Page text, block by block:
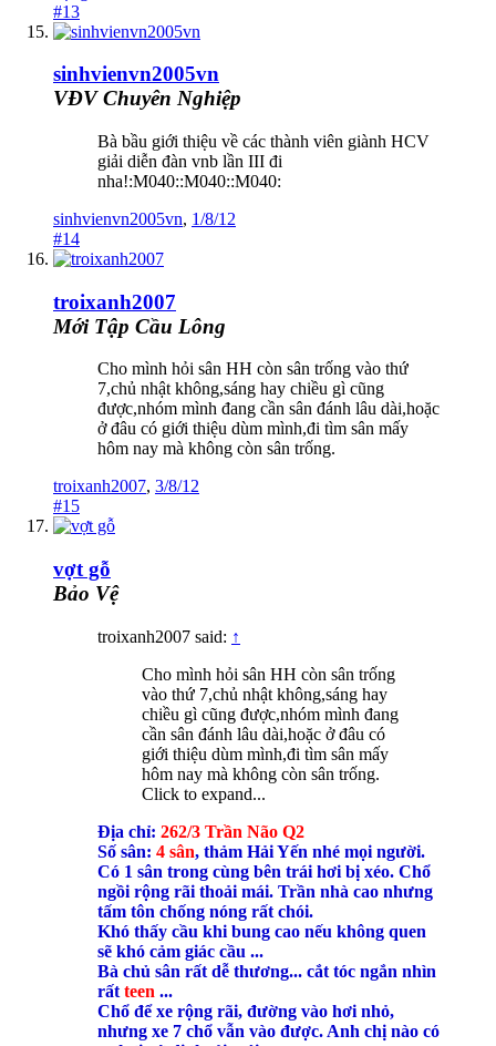
#13
sinhvienvn2005vn
VĐV Chuyên Nghiệp
Bà bầu giới thiệu về các thành viên giành HCV
giải diễn đàn vnb lần III đi
nha!:M040::M040::M040:
sinhvienvn2005vn, 1/8/12
#14
troixanh2007
Mới Tập Cầu Lông
Cho mình hỏi sân HH còn sân trống vào thứ
7,chủ nhật không,sáng hay chiều gì cũng
được,nhóm mình đang cần sân đánh lâu dài,hoặc
ở đâu có giới thiệu dùm mình,đi tìm sân mấy
hôm nay mà không còn sân trống.
troixanh2007, 3/8/12
#15
vợt gỗ
Bảo Vệ
troixanh2007 said: ↑
Cho mình hỏi sân HH còn sân trống
vào thứ 7,chủ nhật không,sáng hay
chiều gì cũng được,nhóm mình đang
cần sân đánh lâu dài,hoặc ở đâu có
giới thiệu dùm mình,đi tìm sân mấy
hôm nay mà không còn sân trống.
Click to expand...
Địa chỉ: 262/3 Trần Não Q2
Số sân: 4 sân, thảm Hải Yến nhé mọi người.
Có 1 sân trong cùng bên trái hơi bị xéo. Chổ
ngồi rộng rãi thoải mái. Trần nhà cao nhưng
tấm tôn chống nóng rất chói.
Khó thấy cầu khi bung cao nếu không quen
sẽ khó cảm giác cầu ...
Bà chủ sân rất dễ thương... cắt tóc ngắn nhìn
rất teen ...
Chổ để xe rộng rãi, đường vào hơi nhỏ,
nhưng xe 7 chổ vẫn vào được. Anh chị nào có